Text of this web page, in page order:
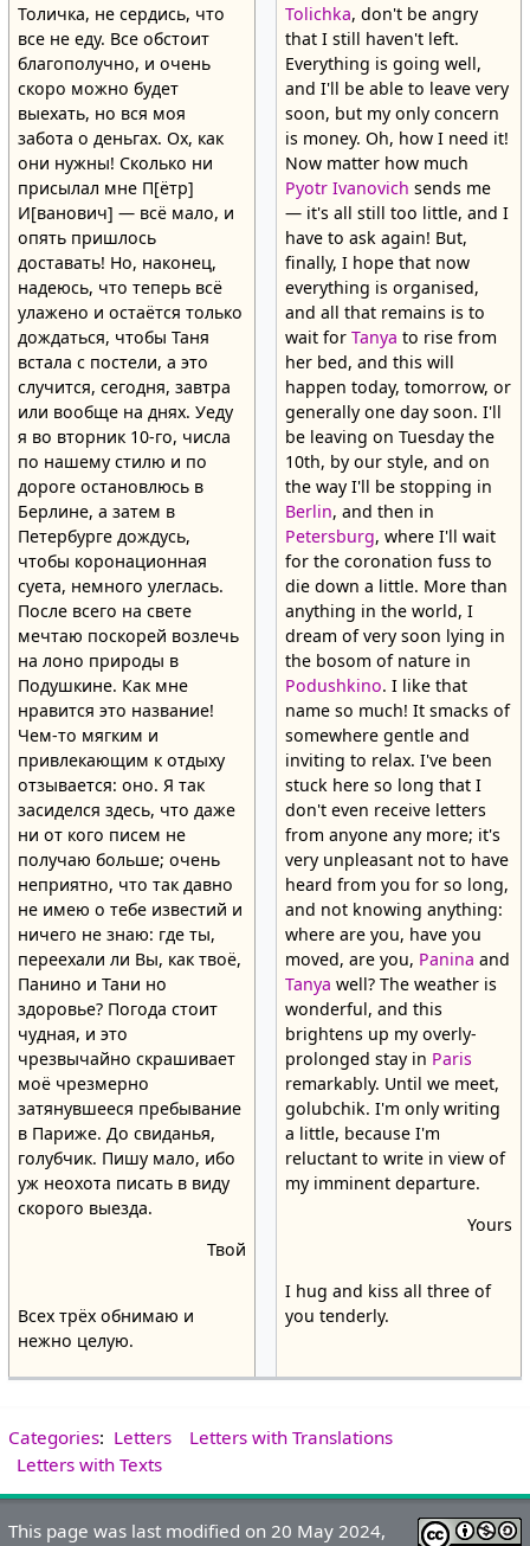
Толичка, не сердись, что
все не еду. Все обстоит
благополучно, и очень
скоро можно будет
выехать, но вся моя
забота о деньгах. Ох, как
они нужны! Сколько ни
присылал мне П[ётр]
И[ванович] — всё мало, и
опять пришлось
доставать! Но, наконец,
надеюсь, что теперь всё
улажено и остаётся только
дождаться, чтобы Таня
встала с постели, а это
случится, сегодня, завтра
или вообще на днях. Уеду
я во вторник 10-го, числа
по нашему стилю и по
дороге остановлюсь в
Берлине, а затем в
Петербурге дождусь,
чтобы коронационная
суета, немного улеглась.
После всего на свете
мечтаю поскорей возлечь
на лоно природы в
Подушкине. Как мне
нравится это название!
Чем-то мягким и
привлекающим к отдыху
отзывается: оно. Я так
засиделся здесь, что даже
ни от кого писем не
получаю больше; очень
неприятно, что так давно
не имею о тебе известий и
ничего не знаю: где ты,
переехали ли Вы, как твоё,
Панино и Тани но
здоровье? Погода стоит
чудная, и это
чрезвычайно скрашивает
моё чрезмерно
затянувшееся пребывание
в Париже. До свиданья,
голубчик. Пишу мало, ибо
уж неохота писать в виду
скорого выезда.
Твой
Всех трёх обнимаю и
нежно целую.
Tolichka, don't be angry
that I still haven't left.
Everything is going well,
and I'll be able to leave very
soon, but my only concern
is money. Oh, how I need it!
Now matter how much
Pyotr Ivanovich sends me
— it's all still too little, and I
have to ask again! But,
finally, I hope that now
everything is organised,
and all that remains is to
wait for Tanya to rise from
her bed, and this will
happen today, tomorrow, or
generally one day soon. I'll
be leaving on Tuesday the
10th, by our style, and on
the way I'll be stopping in
Berlin, and then in
Petersburg, where I'll wait
for the coronation fuss to
die down a little. More than
anything in the world, I
dream of very soon lying in
the bosom of nature in
Podushkino. I like that
name so much! It smacks of
somewhere gentle and
inviting to relax. I've been
stuck here so long that I
don't even receive letters
from anyone any more; it's
very unpleasant not to have
heard from you for so long,
and not knowing anything:
where are you, have you
moved, are you, Panina and
Tanya well? The weather is
wonderful, and this
brightens up my overly-
prolonged stay in Paris
remarkably. Until we meet,
golubchik. I'm only writing
a little, because I'm
reluctant to write in view of
my imminent departure.
Yours
I hug and kiss all three of
you tenderly.
Categories: Letters
Letters with Translations
Letters with Texts
This page was last modified on 20 May 2024,